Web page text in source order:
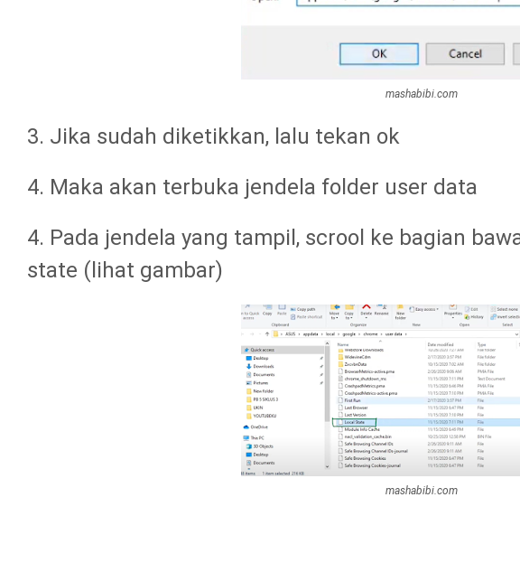
mashabibi.com
3. Jika sudah diketikkan, lalu tekan ok
4. Maka akan terbuka jendela folder user data
4. Pada jendela yang tampil, scrool ke bagian
state (lihat gambar)
mashabibi.com